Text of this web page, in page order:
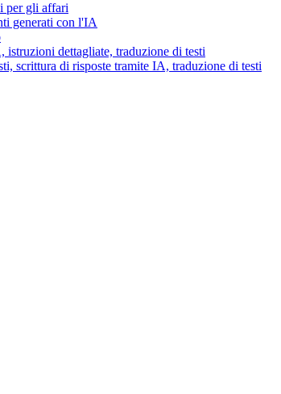
per gli affari
generati con l'IA
istruzioni dettagliate, traduzione di testi
scrittura di risposte tramite IA, traduzione di testi